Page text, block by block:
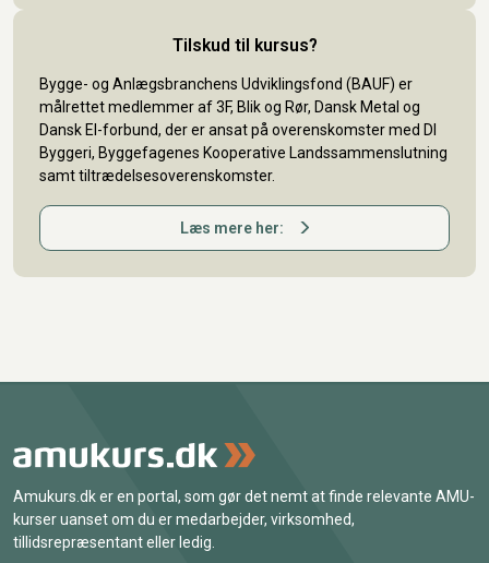
Tilskud til kursus?
Bygge- og Anlægsbranchens Udviklingsfond (BAUF) er
målrettet medlemmer af 3F, Blik og Rør, Dansk Metal og
Dansk El-forbund, der er ansat på overenskomster med DI
Byggeri, Byggefagenes Kooperative Landssammenslutning
samt tiltrædelsesoverenskomster.
Læs mere her:
Amukurs.dk er en portal, som gør det nemt at finde relevante AMU-
kurser uanset om du er medarbejder, virksomhed,
tillidsrepræsentant eller ledig.